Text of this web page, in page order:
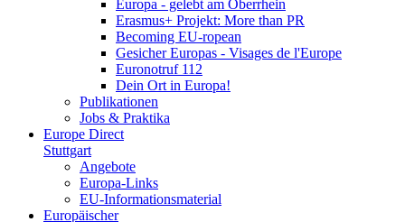
Europa - gelebt am Oberrhein
Erasmus+ Projekt: More than PR
Becoming EU-ropean
Gesicher Europas - Visages de l'Europe
Euronotruf 112
Dein Ort in Europa!
Publikationen
Jobs & Praktika
Europe Direct
Stuttgart
Angebote
Europa-Links
EU-Informationsmaterial
Europäischer